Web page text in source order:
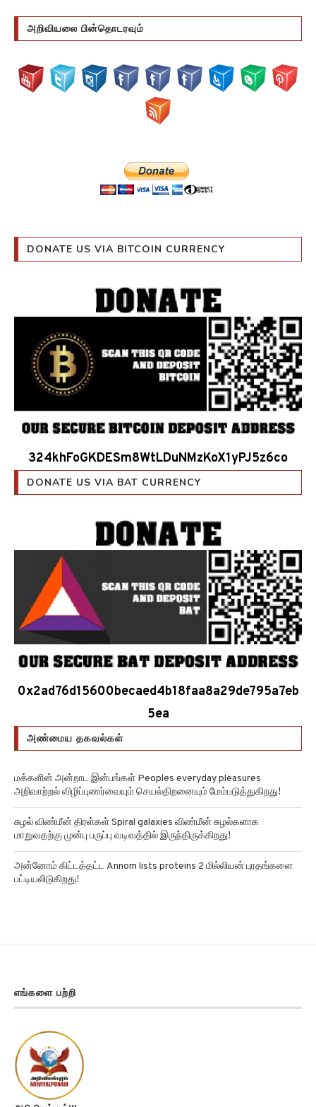
அறிவியலை பின்தொடரவும்
DONATE US VIA BITCOIN CURRENCY
324khFoGKDESm8WtLDuNMzKoX1yPJ5z6co
DONATE US VIA BAT CURRENCY
0x2ad76d15600becaed4b18faa8a29de795a7eb
5ea
அண்மைய தகவல்கள்
மக்களின் அன்றாட இன்பங்கள் Peoples everyday pleasures
அறிவாற்றல் விழிப்புணர்வையும் செயல்திறனையும் மேம்படுத்துகிறது!
சுழல் விண்மீன் திரள்கள் Spiral galaxies விண்மீன் சுழல்களாக
மாறுவதற்கு முன்பு பருப்பு வடிவத்தில் இருந்திருக்கிறது!
அன்னோம் கிட்டத்தட்ட Annom lists proteins 2 மில்லியன் புரதங்களை
பட்டியலிடுகிறது!
எங்களை பற்றி